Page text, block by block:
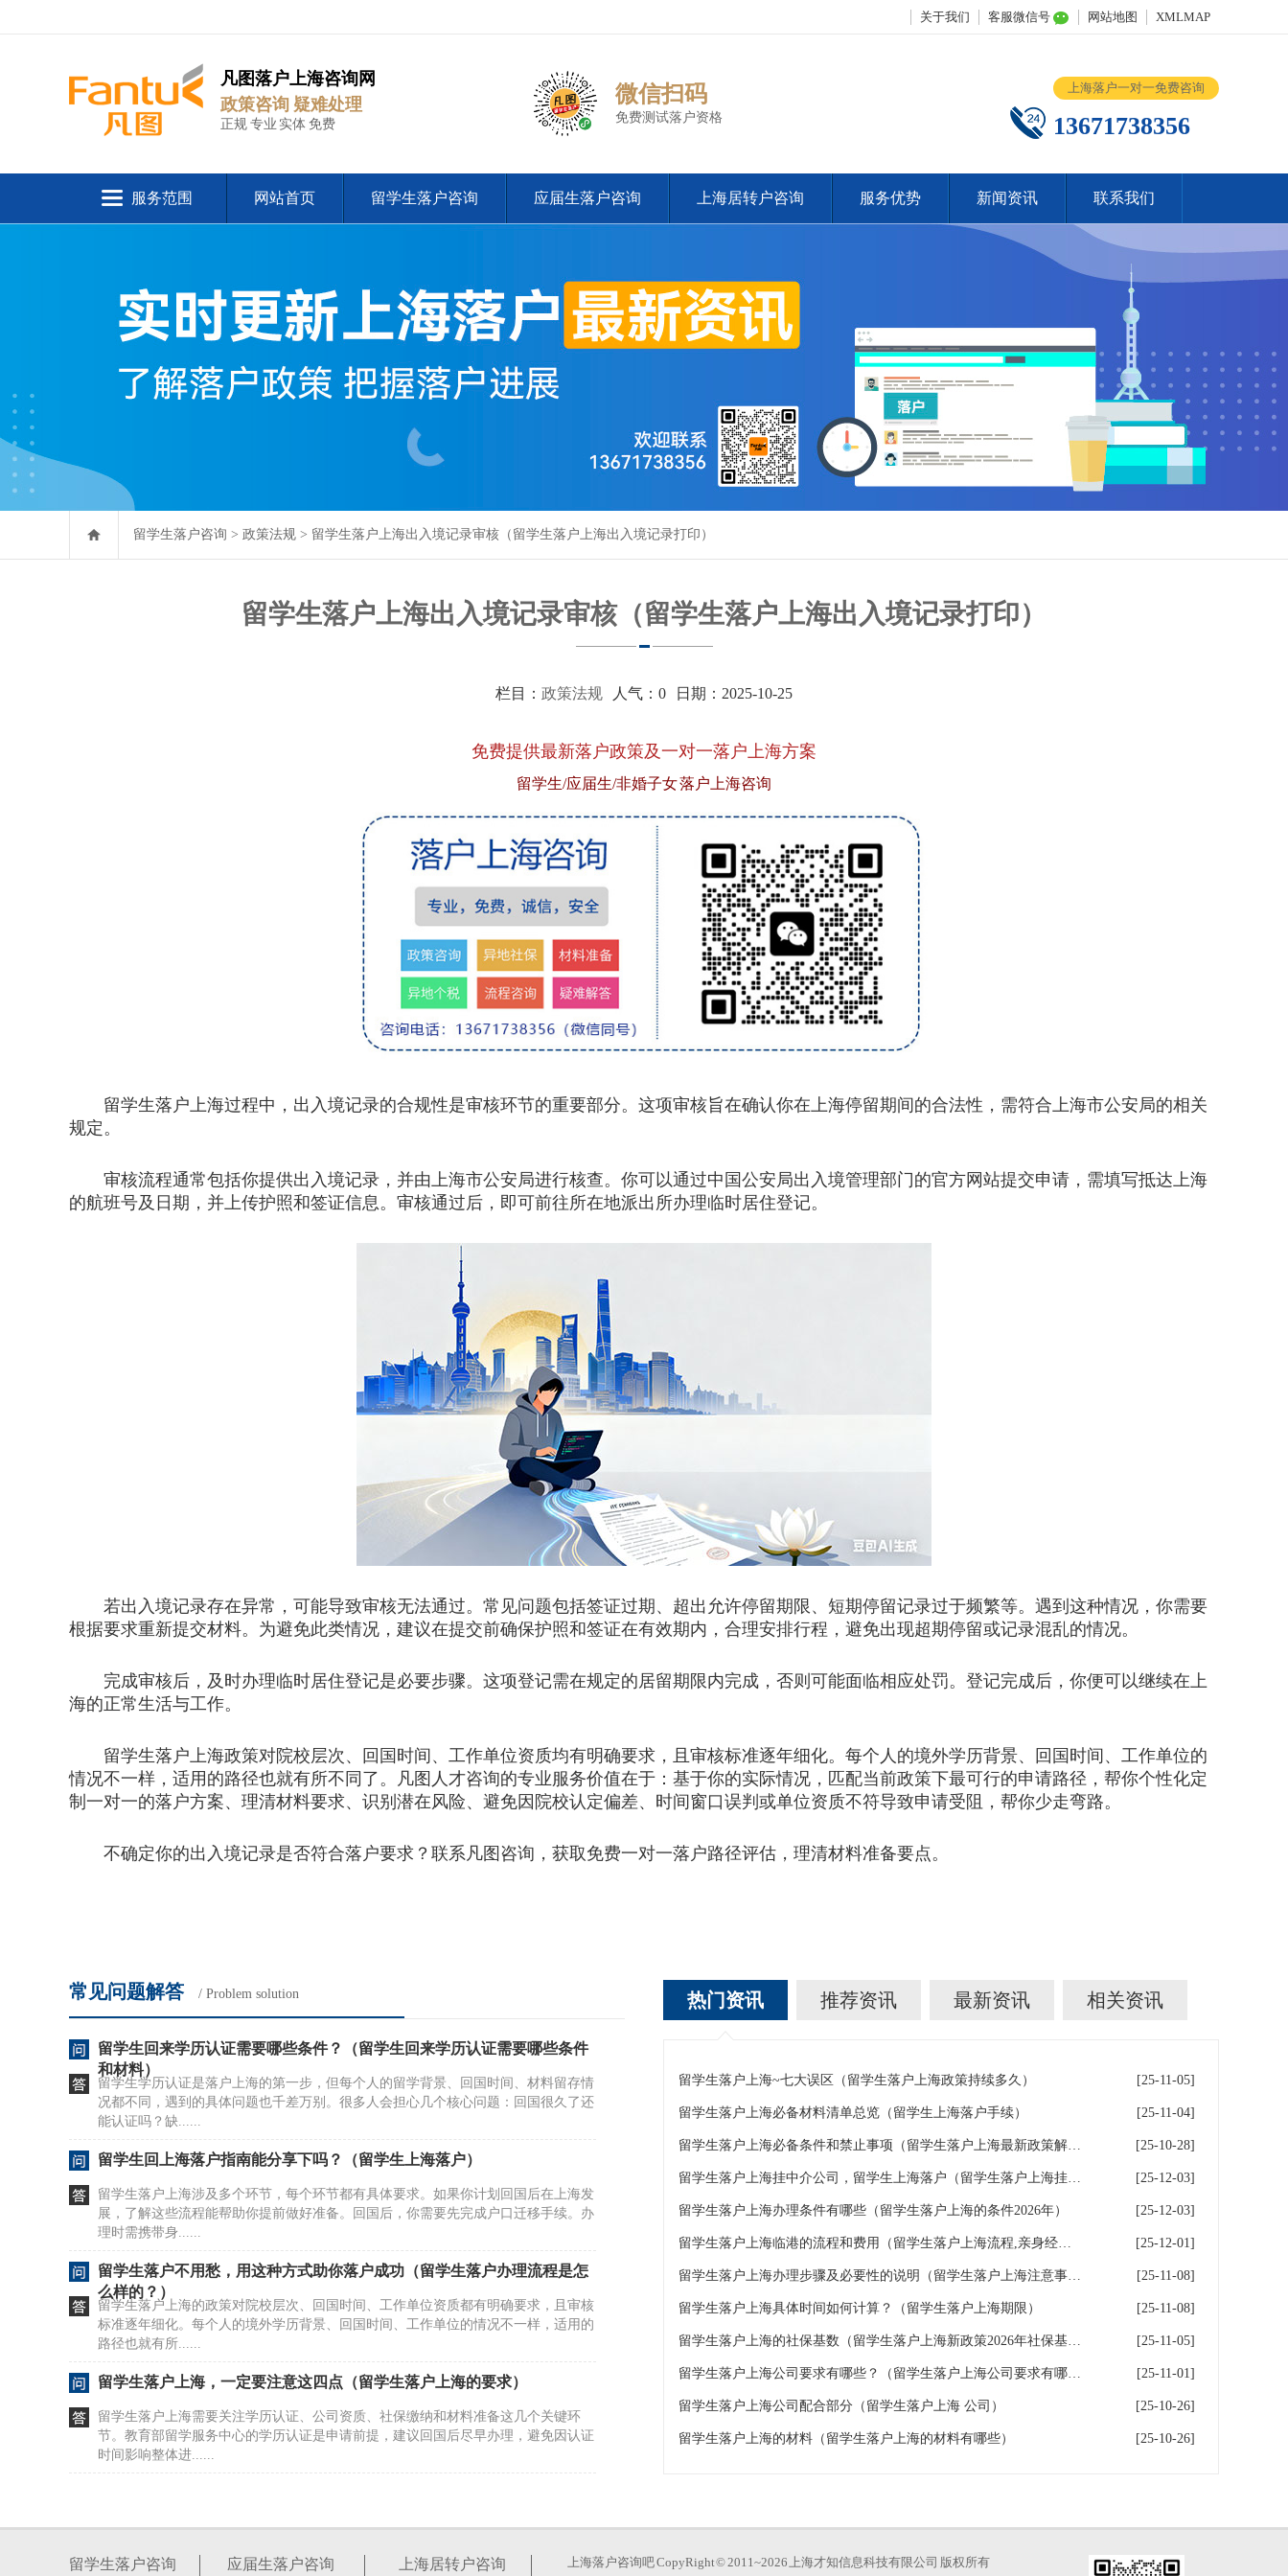
关于我们 客服微信号 网站地图 XMLMAP
凡图落户上海咨询网
政策咨询 疑难处理
正规 专业 实体 免费
微信扫码
免费测试落户资格
上海落户一对一免费咨询
13671738356
服务范围 网站首页 留学生落户咨询 应届生落户咨询 上海居转户咨询 服务优势 新闻资讯 联系我们
留学生落户咨询 > 政策法规 > 留学生落户上海出入境记录审核（留学生落户上海出入境记录打印）
留学生落户上海出入境记录审核（留学生落户上海出入境记录打印）
栏目： 政策法规 人气： 0 日期：2025-10-25
免费提供最新落户政策及一对一落户上海方案
留学生/应届生/非婚子女 落户上海咨询
留学生落户上海过程中，出入境记录的合规性是审核环节的重要部分。这项审核旨在确认你在上海停留期间的合法性，需符合上海市公安局的相关
规定。
审核流程通常包括你提供出入境记录，并由上海市公安局进行核查。你可以通过中国公安局出入境管理部门的官方网站提交申请，需填写抵达上海
的航班号及日期，并上传护照和签证信息。审核通过后，即可前往所在地派出所办理临时居住登记。
若出入境记录存在异常，可能导致审核无法通过。常见问题包括签证过期、超出允许停留期限、短期停留记录过于频繁等。遇到这种情况，你需要
根据要求重新提交材料。为避免此类情况，建议在提交前确保护照和签证在有效期内，合理安排行程，避免出现超期停留或记录混乱的情况。
完成审核后，及时办理临时居住登记是必要步骤。这项登记需在规定的居留期限内完成，否则可能面临相应处罚。登记完成后，你便可以继续在上
海的正常生活与工作。
留学生落户上海政策对院校层次、回国时间、工作单位资质均有明确要求，且审核标准逐年细化。每个人的境外学历背景、回国时间、工作单位的
情况不一样，适用的路径也就有所不同了。凡图人才咨询的专业服务价值在于：基于你的实际情况，匹配当前政策下最可行的申请路径，帮你个性化定
制一对一的落户方案、理清材料要求、识别潜在风险、避免因院校认定偏差、时间窗口误判或单位资质不符导致申请受阻，帮你少走弯路。
不确定你的出入境记录是否符合落户要求？联系凡图咨询，获取免费一对一落户路径评估，理清材料准备要点。
常见问题解答 / Problem solution
留学生回来学历认证需要哪些条件？（留学生回来学历认证需要哪些条件
和材料）
留学生学历认证是落户上海的第一步，但每个人的留学背景、回国时间、材料留存情
况都不同，遇到的具体问题也千差万别。很多人会担心几个核心问题：回国很久了还
能认证吗？缺......
留学生回上海落户指南能分享下吗？（留学生上海落户）
留学生落户上海涉及多个环节，每个环节都有具体要求。如果你计划回国后在上海发
展，了解这些流程能帮助你提前做好准备。回国后，你需要先完成户口迁移手续。办
理时需携带身......
留学生落户不用愁，用这种方式助你落户成功（留学生落户办理流程是怎
么样的？）
留学生落户上海的政策对院校层次、回国时间、工作单位资质都有明确要求，且审核
标准逐年细化。每个人的境外学历背景、回国时间、工作单位的情况不一样，适用的
路径也就有所......
留学生落户上海，一定要注意这四点（留学生落户上海的要求）
留学生落户上海需要关注学历认证、公司资质、社保缴纳和材料准备这几个关键环
节。教育部留学服务中心的学历认证是申请前提，建议回国后尽早办理，避免因认证
时间影响整体进......
留学生落户上海的申请过程中，一些细节处理不当可能导致材料被退回。了解这些常
国后2年内来......
热门资讯 推荐资讯 最新资讯 相关资讯
留学生落户上海~七大误区（留学生落户上海政策持续多久） [25-11-05]
留学生落户上海必备材料清单总览（留学生上海落户手续） [25-11-04]
留学生落户上海必备条件和禁止事项（留学生落户上海最新政策解读） [25-10-28]
留学生落户上海挂中介公司，留学生上海落户（留学生落户上海挂中介公司,留学生上海落户有影响吗） [25-12-03]
留学生落户上海办理条件有哪些（留学生落户上海的条件2026年） [25-12-03]
留学生落户上海临港的流程和费用（留学生落户上海流程,亲身经验分享） [25-12-01]
留学生落户上海办理步骤及必要性的说明（留学生落户上海注意事项） [25-11-08]
留学生落户上海具体时间如何计算？（留学生落户上海期限） [25-11-08]
留学生落户上海的社保基数（留学生落户上海新政策2026年社保基数） [25-11-05]
留学生落户上海公司要求有哪些？（留学生落户上海公司要求有哪些条件） [25-11-01]
留学生落户上海公司配合部分（留学生落户上海 公司） [25-10-26]
留学生落户上海的材料（留学生落户上海的材料有哪些） [25-10-26]
留学生落户咨询 应届生落户咨询 上海居转户咨询 上海落户咨询吧CopyRight © 2011~2026 上海才知信息科技有限公司 版权所有